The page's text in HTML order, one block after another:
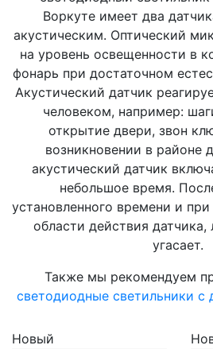
Воркуте имеет два
акустическим. Оптический
на уровень освещенности в
фонарь при достаточном
Акустический датчик
человеком, например:
открытие двери, звон
возникновении в районе
акустический датчик
небольшое время.
установленного времени и
области действия
угасает.
Также мы рекомендуем
светодиодные светильники с
Новый